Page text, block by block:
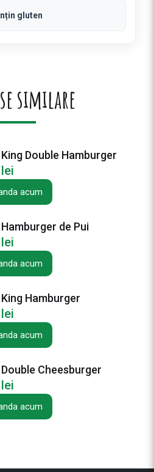
gluten
similare
Double Hamburger
lei
acum
de Pui
lei
acum
Hamburger
lei
acum
Cheesburger
lei
acum